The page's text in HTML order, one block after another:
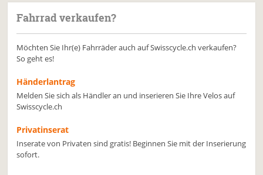
Fahrrad verkaufen?
Möchten Sie Ihr(e) Fahrräder auch auf Swisscycle.ch verkaufen?
So geht es!
Händerlantrag
Melden Sie sich als Händler an und inserieren Sie Ihre Velos auf
Swisscycle.ch
Privatinserat
Inserate von Privaten sind gratis! Beginnen Sie mit der Inserierung
sofort.